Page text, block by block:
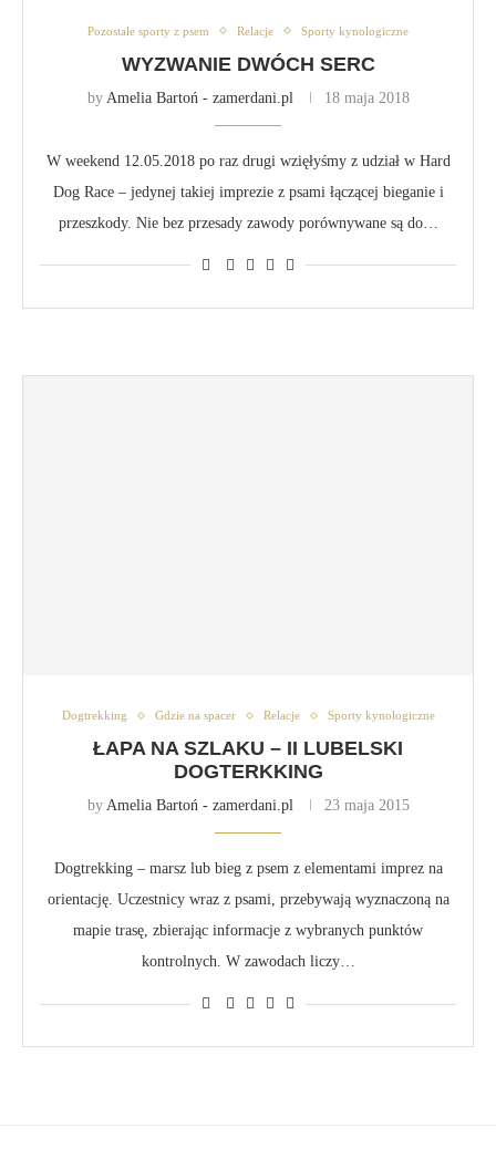
Pozostałe sporty z psem Relacje Sporty kynologiczne
WYZWANIE DWÓCH SERC
by Amelia Bartoń - zamerdani.pl 18 maja 2018
W weekend 12.05.2018 po raz drugi wzięłyśmy z udział w Hard
Dog Race – jedynej takiej imprezie z psami łączącej bieganie i
przeszkody. Nie bez przesady zawody porównywane są do…
Dogtrekking Gdzie na spacer Relacje Sporty kynologiczne
ŁAPA NA SZLAKU – II LUBELSKI
DOGTERKKING
by Amelia Bartoń - zamerdani.pl 23 maja 2015
Dogtrekking – marsz lub bieg z psem z elementami imprez na
orientację. Uczestnicy wraz z psami, przebywają wyznaczoną na
mapie trasę, zbierając informacje z wybranych punktów
kontrolnych. W zawodach liczy…